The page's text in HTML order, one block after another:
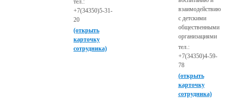
тел.:
+7(34350)5-31-
20
(открыть
карточку
сотрудника)
взаимодействию
с детскими
общественными
организациями
тел.:
+7(34350)4-59-
78
(открыть
карточку
сотрудника)